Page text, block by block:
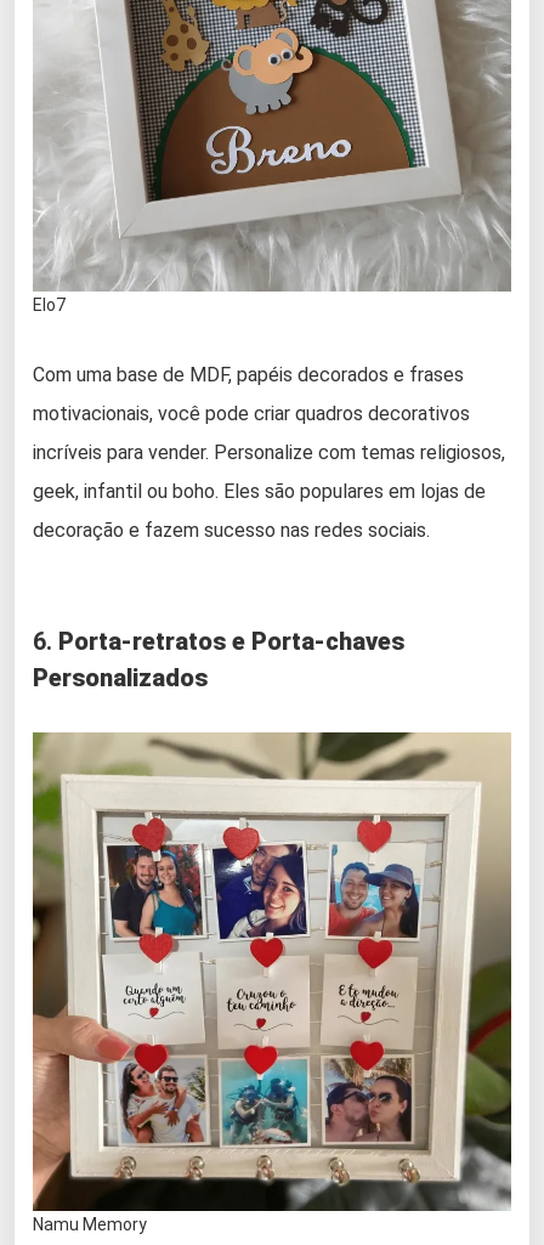
Elo7
Com uma base de MDF, papéis decorados e frases
motivacionais, você pode criar quadros decorativos
incríveis para vender. Personalize com temas religiosos,
geek, infantil ou boho. Eles são populares em lojas de
decoração e fazem sucesso nas redes sociais.
6. Porta-retratos e Porta-chaves
Personalizados
Namu Memory